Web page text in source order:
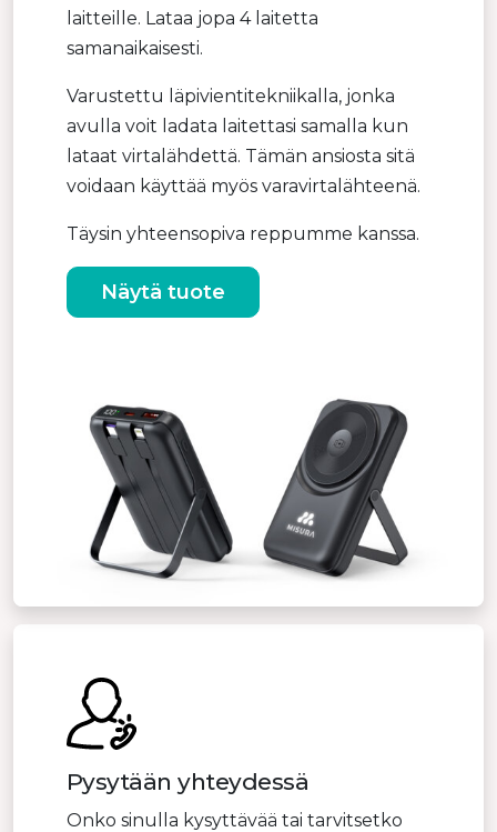
laitteille. Lataa jopa 4 laitetta
samanaikaisesti.
Varustettu läpivientitekniikalla, jonka
avulla voit ladata laitettasi samalla kun
lataat virtalähdettä. Tämän ansiosta sitä
voidaan käyttää myös varavirtalähteenä.
Täysin yhteensopiva reppumme kanssa.
Näytä tuote
Pysytään yhteydessä
Onko sinulla kysyttävää tai tarvitsetko